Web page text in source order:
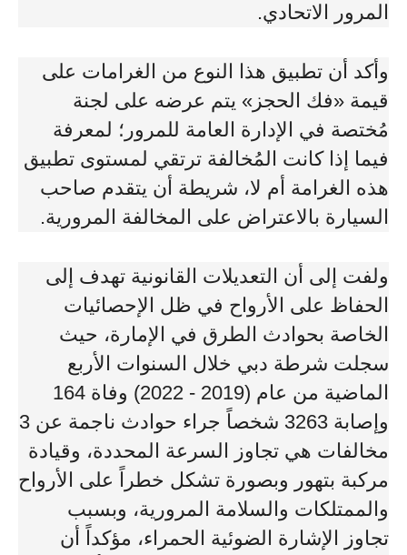
المرور الاتحادي.
وأكد أن تطبيق هذا النوع من الغرامات على
قيمة «فك الحجز» يتم عرضه على لجنة
مُختصة في الإدارة العامة للمرور؛ لمعرفة
فيما إذا كانت المُخالفة ترتقي لمستوى تطبيق
هذه الغرامة أم لا، شريطة أن يتقدم صاحب
السيارة بالاعتراض على المخالفة المرورية.
ولفت إلى أن التعديلات القانونية تهدف إلى
الحفاظ على الأرواح في ظل الإحصائيات
الخاصة بحوادث الطرق في الإمارة، حيث
سجلت شرطة دبي خلال السنوات الأربع
الماضية من عام (2019 - 2022) وفاة 164
وإصابة 3263 شخصاً جراء حوادث ناجمة عن 3
مخالفات هي تجاوز السرعة المحددة، وقيادة
مركبة بتهور وبصورة تشكل خطراً على الأرواح
والممتلكات والسلامة المرورية، وبسبب
تجاوز الإشارة الضوئية الحمراء، مؤكداً أن